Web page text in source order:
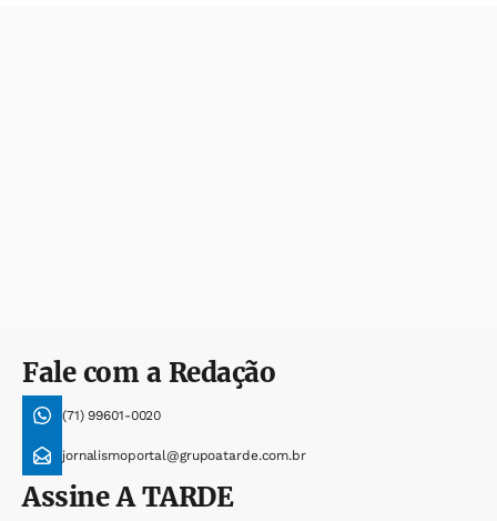
Fale com a Redação
(71) 99601-0020
jornalismoportal@grupoatarde.com.br
AssineA TARDE